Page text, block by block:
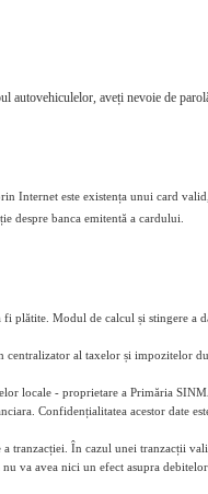
autovehiculelor, aveți nevoie de
Internet este existența unui card
despre banca emitentă a cardului.
fi plătite. Modul de calcul și stingere a
centralizator al taxelor și impozitelor
locale - proprietare a Primăria
Confidențialitatea acestor date
tranzacției. În cazul unei tranzacții
va avea nici un efect asupra